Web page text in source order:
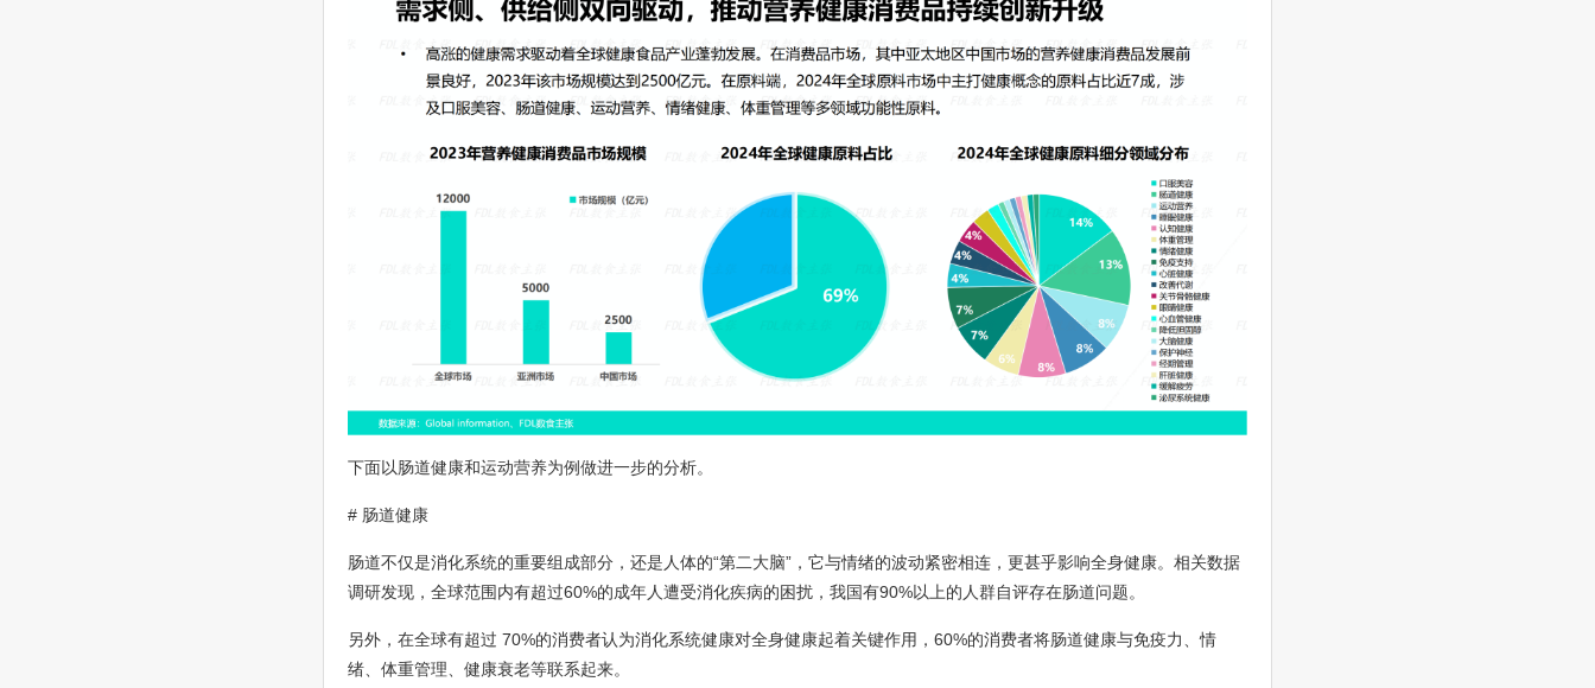
下面以肠道健康和运动营养为例做进一步的分析。
# 肠道健康
肠道不仅是消化系统的重要组成部分，还是人体的“第二大脑”，它与情绪的波动紧密相连，更甚乎影响全身健康。相关数据
调研发现，全球范围内有超过60%的成年人遭受消化疾病的困扰，我国有90%以上的人群自评存在肠道问题。
另外，在全球有超过 70%的消费者认为消化系统健康对全身健康起着关键作用，60%的消费者将肠道健康与免疫力、情
绪、体重管理、健康衰老等联系起来。